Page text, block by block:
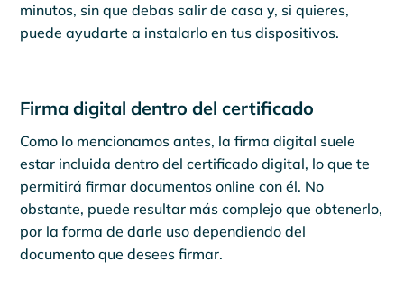
minutos, sin que debas salir de casa y, si quieres,
puede ayudarte a instalarlo en tus dispositivos.
Firma digital dentro del certificado
Como lo mencionamos antes, la firma digital suele
estar incluida dentro del certificado digital, lo que te
permitirá firmar documentos online con él. No
obstante, puede resultar más complejo que obtenerlo,
por la forma de darle uso dependiendo del
documento que desees firmar.